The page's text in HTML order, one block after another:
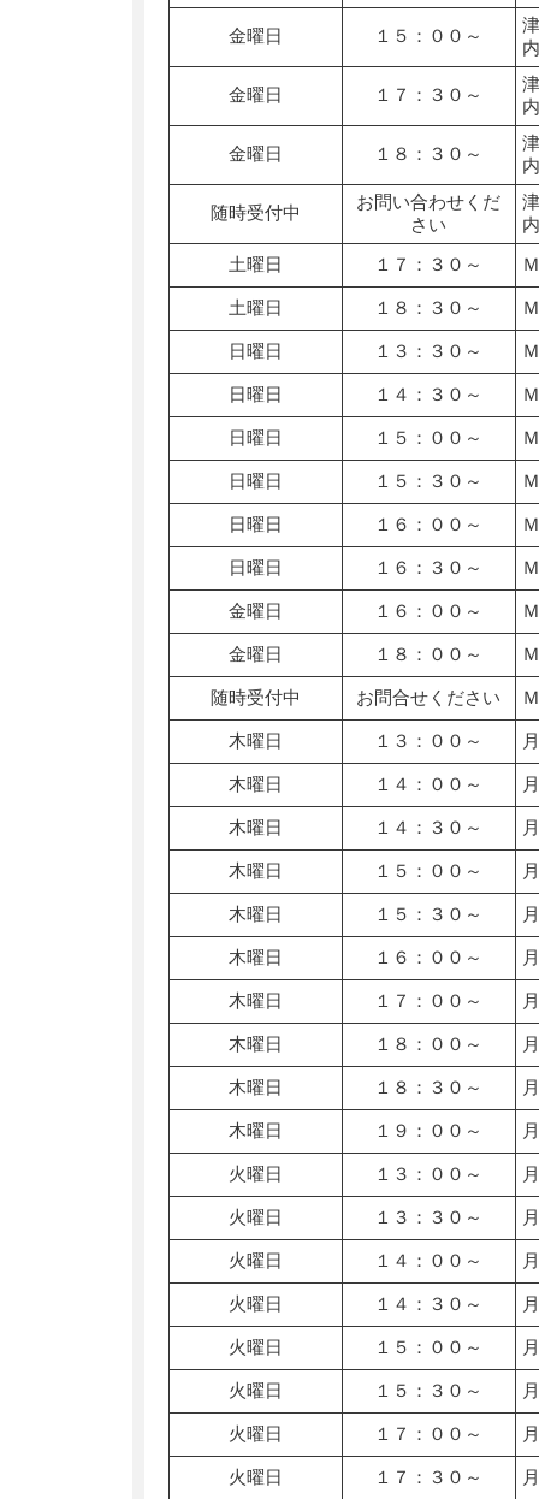
金曜日 １５：００～
金曜日 １７：３０～
金曜日 １８：３０～
随時受付中
お問い合わせくだ
さい
土曜日
１７：３０～
土曜日 １８：３０～
日曜日 １３：３０～
日曜日 １４：３０～
日曜日 １５：００～
日曜日 １５：３０～
日曜日 １６：００～
日曜日 １６：３０～
金曜日 １６：００～
金曜日 １８：００～
随時受付中 お問合せください
木曜日 １３：００～
木曜日 １４：００～
木曜日 １４：３０～
木曜日 １５：００～
木曜日 １５：３０～
木曜日 １６：００～
木曜日 １７：００～
木曜日 １８：００～
木曜日 １８：３０～
木曜日 １９：００～
火曜日 １３：００～
火曜日 １３：３０～
火曜日 １４：００～
火曜日 １４：３０～
火曜日 １５：００～
火曜日 １５：３０～
火曜日 １７：００～
火曜日 １７：３０～